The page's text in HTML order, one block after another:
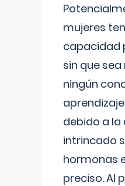
mujeres
capacidad
sin que
ningún
debido a la
intrincado
hormonas
preciso. Al